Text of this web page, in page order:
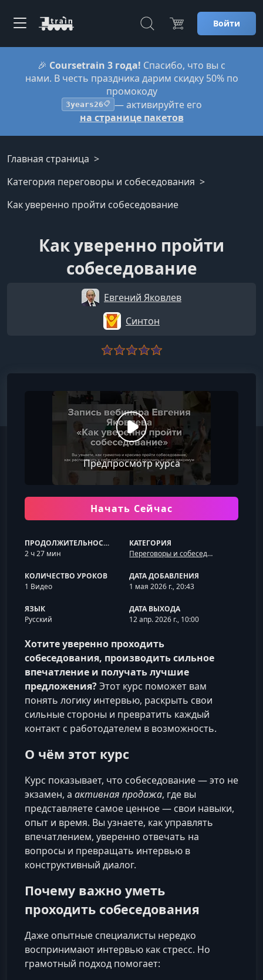
Войти
🎉 Coursetrain 3 года! Спасибо, что вы с
нами. В честь праздника дарим скидку 50% по
промокоду
3years26📋 — активируйте его
на странице пакетов
Главная страница
Категория переговоры и собеседования
Как уверенно пройти собеседование
Как уверенно пройти
собеседование
Евгений Яковлев
Синтон
Предпросмотр курса
Начать Сейчас
ПРОДОЛЖИТЕЛЬНОСТЬ
2 ч 27 мин
КАТЕГОРИЯ
Переговоры и собеседования
КОЛИЧЕСТВО УРОКОВ
1 Видео
ДАТА ДОБАВЛЕНИЯ
1 мая 2026 г., 20:43
ЯЗЫК
Русский
ДАТА ВЫХОДА
12 апр. 2026 г., 10:00
Хотите уверенно проходить
собеседования, производить сильное
впечатление и получать лучшие
предложения?Этот курс поможет вам
понять логику интервью, раскрыть свои
сильные стороны и превратить каждый
контакт с работодателем в возможность.
О чём этот курс
Курс показывает, что собеседование — это не
экзамен, а активная продажа, где вы
представляете самое ценное — свои навыки,
опыт и время. Вы узнаете, как управлять
впечатлением, уверенно отвечать на
вопросы и превращать интервью в
конструктивный диалог.
Почему важно уметь
проходить собеседования
Даже опытные специалисты нередко
воспринимают интервью как стресс. Но
грамотный подход помогает: